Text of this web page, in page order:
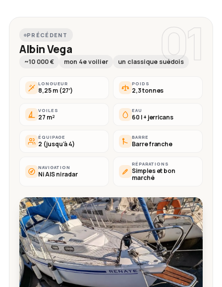
01
PRÉCÉDENT
Albin Vega
~10 000 € mon 4e voilier un classique suédois
LONGUEUR
8,25 m (27′)
POIDS
2,3 tonnes
VOILES
27 m²
EAU
60 l + jerricans
ÉQUIPAGE
2 (jusqu'à 4)
BARRE
Barre franche
NAVIGATION
Ni AIS ni radar
RÉPARATIONS
Simples et bon
marché